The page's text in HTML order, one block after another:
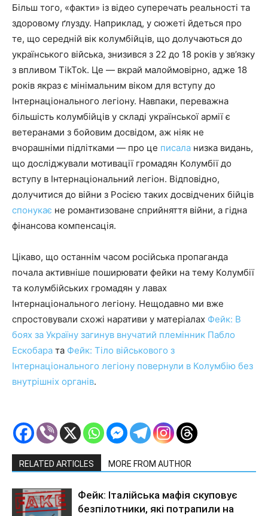
Більш того, «факти» із відео суперечать реальності та
здоровому ґлузду. Наприклад, у сюжеті йдеться про
те, що середній вік колумбійців, що долучаються до
українського війська, знизився з 22 до 18 років у зв’язку
з впливом TikTok. Це — вкрай малоймовірно, адже 18
років якраз є мінімальним віком для вступу до
Інтернаціонального легіону. Навпаки, переважна
більшість колумбійців у складі української армії є
ветеранами з бойовим досвідом, аж ніяк не
вчорашніми підлітками — про це писала низка видань,
що досліджували мотивації громадян Колумбії до
вступу в Інтернаціональний легіон. Відповідно,
долучитися до війни з Росією таких досвідчених бійців
спонукає не романтизоване сприйняття війни, а гідна
фінансова компенсація.
Цікаво, що останнім часом російська пропаганда
почала активніше поширювати фейки на тему Колумбії
та колумбійських громадян у лавах
Інтернаціонального легіону. Нещодавно ми вже
спростовували схожі наративи у матеріалах Фейк: В
боях за Україну загинув внучатий племінник Пабло
Ескобара та Фейк: Тіло військового з
Інтернаціонального легіону повернули в Колумбію без
внутрішніх органів.
RELATED ARTICLES MORE FROM AUTHOR
Фейк: Італійська мафія скуповує
безпілотники, які потрапили на